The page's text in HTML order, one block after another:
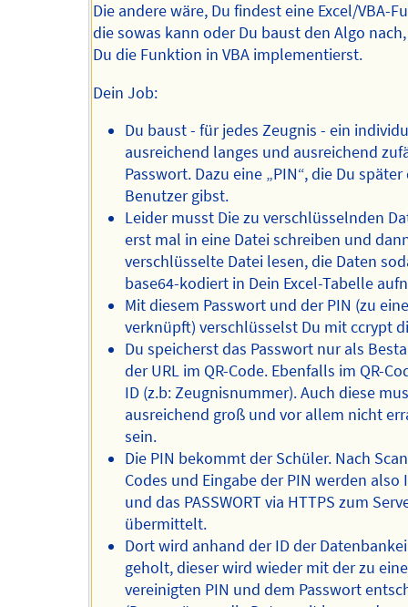
Die andere wäre, Du findest eine Excel/VBA-
die sowas kann oder Du baust den Algo
Du die Funktion in VBA implementierst.
Dein Job:
Du baust - für jedes Zeugnis - ein
ausreichend langes und ausreichend
Passwort. Dazu eine „PIN“, die Du
Benutzer gibst.
Leider musst Die zu verschlüsselnden
erst mal in eine Datei schreiben und
verschlüsselte Datei lesen, die Daten
base64-kodiert in Dein Excel-Tabelle
Mit diesem Passwort und der PIN (zu
verknüpft) verschlüsselst Du mit ccrypt
Du speicherst das Passwort nur als
der URL im QR-Code. Ebenfalls im QR-
ID (z.b: Zeugnisnummer). Auch diese
ausreichend groß und vor allem nicht
sein.
Die PIN bekommt der Schüler. Nach
Codes und Eingabe der PIN werden also
und das PASSWORT via HTTPS zum
übermittelt.
Dort wird anhand der ID der
geholt, dieser wird wieder mit der zu
vereinigten PIN und dem Passwort